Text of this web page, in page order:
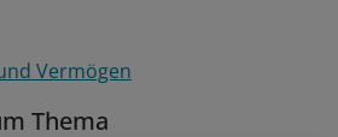
Vermögen
Thema